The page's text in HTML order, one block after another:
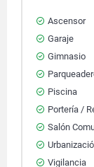
Ascensor
Garaje
Gimnasio
Piscina
Portería /
Salón
Vigilancia